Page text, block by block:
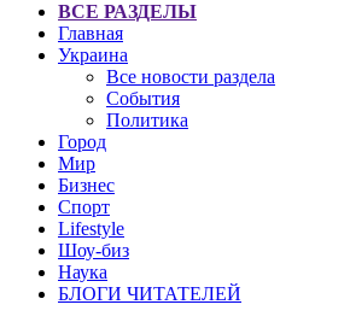
ВСЕ РАЗДЕЛЫ
Главная
Украина
Все новости раздела
События
Политика
Город
Мир
Бизнес
Спорт
Lifestyle
Шоу-биз
Наука
БЛОГИ ЧИТАТЕЛЕЙ